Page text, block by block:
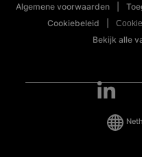
Algemene voorwaarden
Cookiebeleid
Bekijk alle